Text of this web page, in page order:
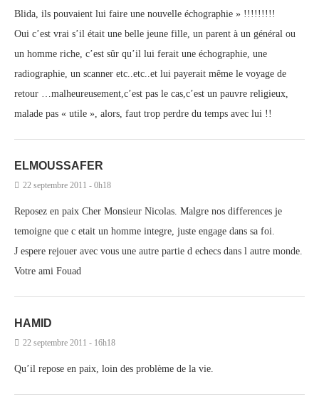
Blida, ils pouvaient lui faire une nouvelle échographie » !!!!!!!!!
Oui c’est vrai s’il était une belle jeune fille, un parent à un général ou
un homme riche, c’est sûr qu’il lui ferait une échographie, une
radiographie, un scanner etc..etc..et lui payerait même le voyage de
retour …malheureusement,c’est pas le cas,c’est un pauvre religieux,
malade pas « utile », alors, faut trop perdre du temps avec lui !!
ELMOUSSAFER
22 septembre 2011 - 0h18
Reposez en paix Cher Monsieur Nicolas. Malgre nos differences je
temoigne que c etait un homme integre, juste engage dans sa foi.
J espere rejouer avec vous une autre partie d echecs dans l autre monde.
Votre ami Fouad
HAMID
22 septembre 2011 - 16h18
Qu’il repose en paix, loin des problème de la vie.